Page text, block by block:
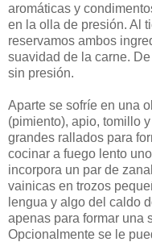
aromáticas y
en la olla de presión. Al
reservamos ambos
suavidad de la carne.
sin presión.
Aparte se sofríe en una
(pimiento), apio, tomillo
grandes rallados para
cocinar a fuego lento
incorpora un par de
vainicas en trozos
lengua y algo del caldo
apenas para formar una
Opcionalmente se le